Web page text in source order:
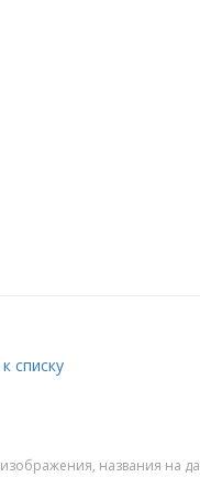
списку
названия на